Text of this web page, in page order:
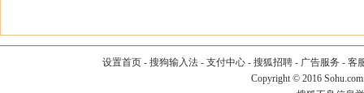
设置首页- 搜狗输入法- 支付中心- 搜狐招聘- 广告服务 - 客
Copyright © 2016